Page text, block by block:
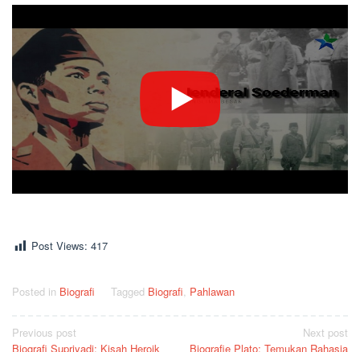
Post Views: 417
Posted in Biografi Tagged Biografi Pahlawan
Post
Previous post
Biografi Supriyadi: Kisah Heroik
Next post
Biografie Plato: Temukan Rahasia